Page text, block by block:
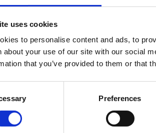
uses cookies
to personalise content and ads, to
about your use of our site with our social
that you’ve provided to them or that
Preferences
ント
/ 19 September 2026
Stuttgart